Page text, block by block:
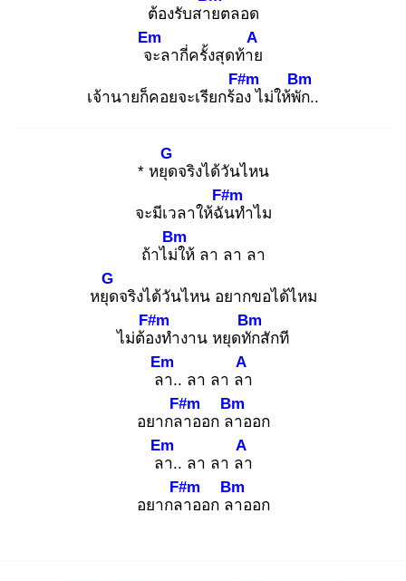
ต้องรับสายตลอด
จะ
Em
ลากี่ครั้งสุดท้าย
A
เจ้านายก็คอยจะเรียกร้อง
F#m
ไม่ให้พัก
Bm
..
* หยุด
G
จริงได้วันไหน
จะมีเวลาให้ฉัน
F#m
ทำไม
ถ้าไม่ใ
Bm
ห้ ลา ลา ลา
หยุด
G
จริงได้วันไหน อยากขอได้ไหม
ไม่ต้อง
F#m
ทำงาน หยุดทัก
Bm
สักที
ลา
Em
.. ลา ลา ลา
A
อยากลา
F#m
ออก ลา
Bm
ออก
ลา
Em
.. ลา ลา ลา
A
อยากลา
F#m
ออก ลา
Bm
ออก